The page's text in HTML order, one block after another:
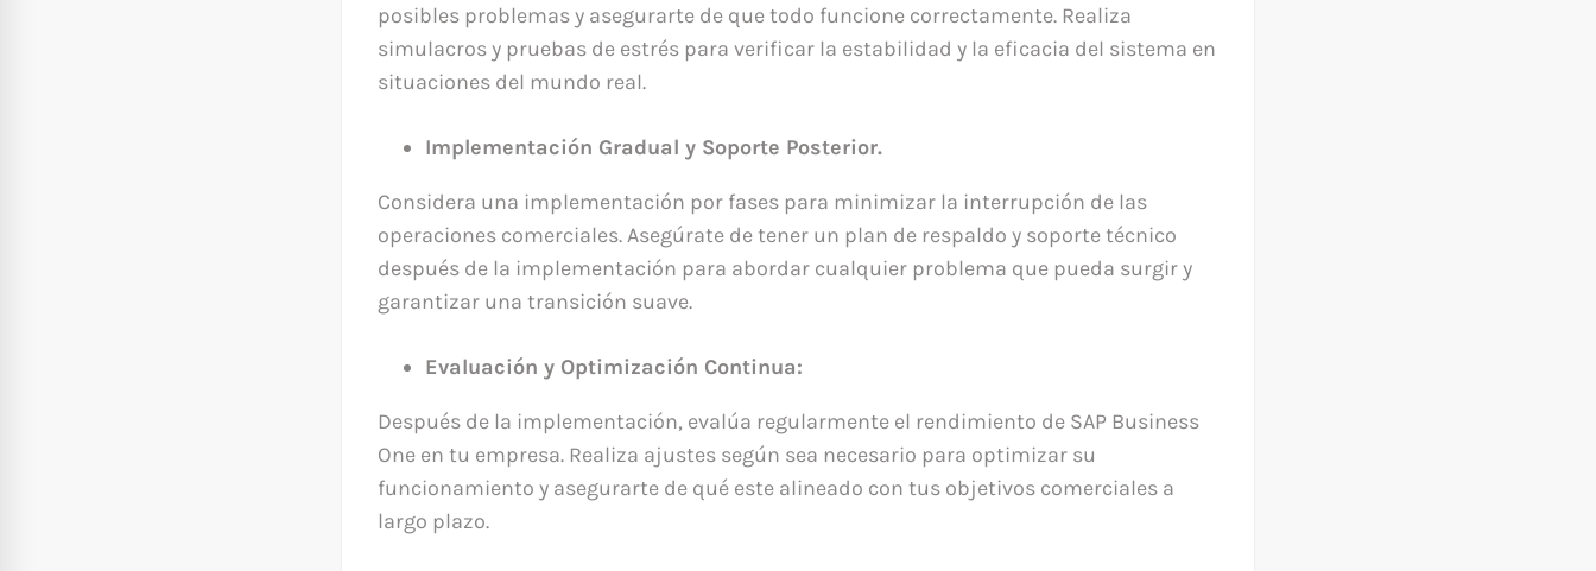
posibles problemas y asegurarte de que todo funcione correctamente. Realiza
simulacros y pruebas de estrés para verificar la estabilidad y la eficacia del sistema en
situaciones del mundo real.
Implementación Gradual y Soporte Posterior.
Considera una implementación por fases para minimizar la interrupción de las
operaciones comerciales. Asegúrate de tener un plan de respaldo y soporte técnico
después de la implementación para abordar cualquier problema que pueda surgir y
garantizar una transición suave.
Evaluación y Optimización Continua:
Después de la implementación, evalúa regularmente el rendimiento de SAP Business
One en tu empresa. Realiza ajustes según sea necesario para optimizar su
funcionamiento y asegurarte de qué este alineado con tus objetivos comerciales a
largo plazo.